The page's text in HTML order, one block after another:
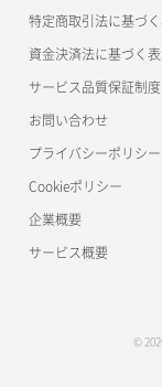
サーバー利用状況グ
サーバー削除
ポート作成（追加IP
ポート削除
ポート詳細取得
ロードバランサー一
ロードバランサー削
ロードバランサー更新
ロードバランサー詳
ロードバランサー追加
特定商取引法に基づ
資金決済法に基づく
サービス品質保証制度
お問い合わせ
プライバシーポリシー
Cookieポリシー
企業概要
サービス概要
©